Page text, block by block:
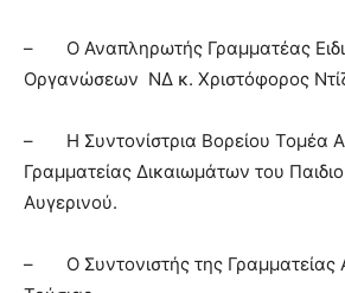
– Ο Αναπληρωτής Γραμματέας
Οργανώσεων ΝΔ κ. Χριστόφορος
– Η Συντονίστρια Βορείου Τομέα
Γραμματείας Δικαιωμάτων του
Αυγερινού.
– Ο Συντονιστής της Γραμματείας